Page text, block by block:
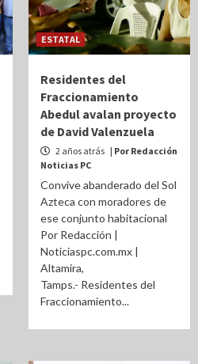
ESTATAL
Residentes del
Fraccionamiento
Abedul avalan proyecto
de David Valenzuela
2 años atrás | Por Redacción
Noticias PC
Convive abanderado del Sol
Azteca con moradores de
ese conjunto habitacional
Por Redacción |
Noticiaspc.com.mx |
Altamira,
Tamps.- Residentes del
Fraccionamiento...